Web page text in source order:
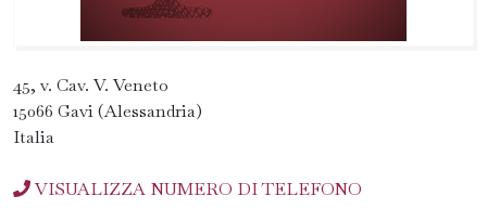
45, v. Cav. V. Veneto
15066 Gavi (Alessandria)
Italia
VISUALIZZA NUMERO DI TELEFONO